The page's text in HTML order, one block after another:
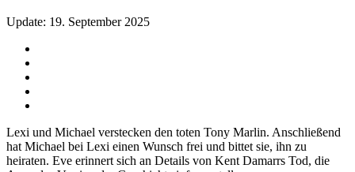
Update: 19. September 2025
Lexi und Michael verstecken den toten Tony Marlin. Anschließend
hat Michael bei Lexi einen Wunsch frei und bittet sie, ihn zu
heiraten. Eve erinnert sich an Details von Kent Damarrs Tod, die